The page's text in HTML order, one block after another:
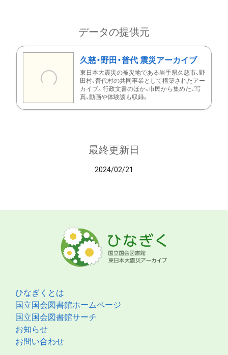
データの提供元
久慈・野田・普代 震災アーカイブ
東日本大震災の被災地である岩手県久慈市、野
田村、普代村の共同事業として構築されたアー
カイブ。行政文書のほか、市民から集めた、写
真、動画や体験談も収録。
最終更新日
2024/02/21
ひなぎくとは
国立国会図書館ホームページ
国立国会図書館サーチ
お知らせ
お問い合わせ